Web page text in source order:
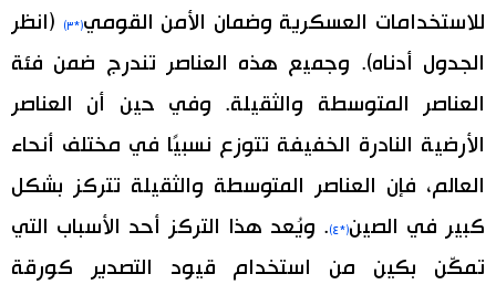
للاستخدامات العسكرية وضمان الأمن القومي(*٣)
(انظر
الجدول أدناه). وجميع هذه العناصر تندرج ضمن فئة
العناصر المتوسطة والثقيلة. وفي حين أن العناصر
الأرضية النادرة الخفيفة تتوزع نسبيًا في مختلف أنحاء
العالم، فإن العناصر المتوسطة والثقيلة تتركز بشكل
كبير في الصين(*٤)
. ويُعد هذا التركز أحد الأسباب التي
تمكّن بكين من استخدام قيود التصدير كورقة